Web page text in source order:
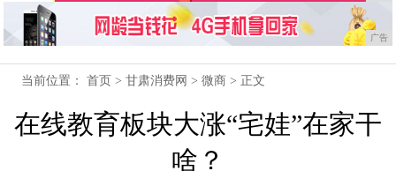
广告
当前位置：首页 >甘肃消费网 >微商 > 正文
在线教育板块大涨“宅娃”在家干
啥？